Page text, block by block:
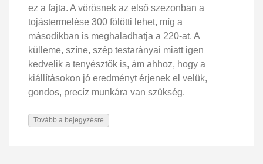
ez a fajta. A vörösnek az első szezonban a
tojástermelése 300 fölötti lehet, míg a
másodikban is meghaladhatja a 220-at. A
külleme, színe, szép testarányai miatt igen
kedvelik a tenyésztők is, ám ahhoz, hogy a
kiállításokon jó eredményt érjenek el velük,
gondos, precíz munkára van szükség.
Tovább a bejegyzésre